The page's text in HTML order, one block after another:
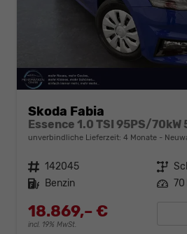
Skoda Fabia
Essence 1.0 TSI 95PS/70kW
unverbindliche Lieferzeit: 4 Monate
Fahrzeugnr. 142045 Getriebe
Kraftstoff Benzin Leistung 70
18.869,– €
incl. 19% MwSt.